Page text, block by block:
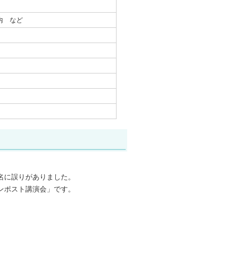
など
誤りがありました。
スト講演会」です。